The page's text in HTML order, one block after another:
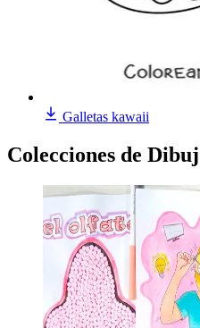
Galletas kawaii
Colecciones de